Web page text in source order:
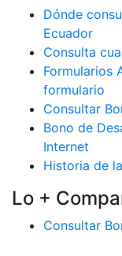
Dónde
Ecuador
Consulta
Formularios
formulario
Consultar
Bono de
Internet
Historia de
Lo +
Consultar